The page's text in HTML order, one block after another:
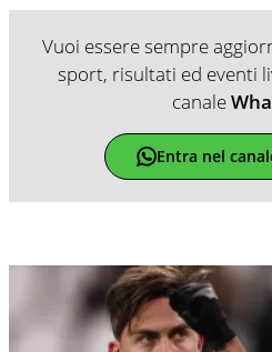
Vuoi essere sempre
sport, risultati ed eventi
canale
Entra nel